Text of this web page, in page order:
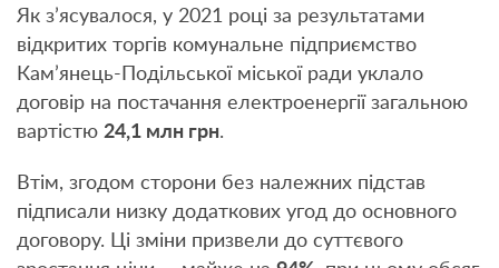
Як з’ясувалося, у 2021 році за результатами
відкритих торгів комунальне підприємство
Кам’янець-Подільської міської ради уклало
договір на постачання електроенергії загальною
вартістю 24,1 млн грн.
Втім, згодом сторони без належних підстав
підписали низку додаткових угод до основного
договору. Ці зміни призвели до суттєвого